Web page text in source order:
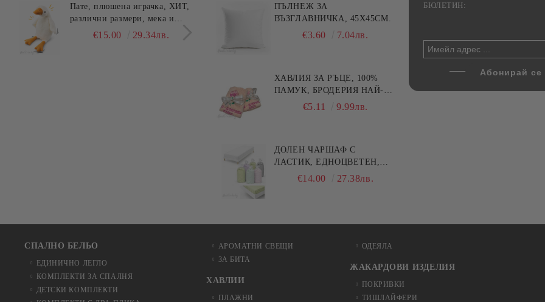
Пате, плюшена играчка, ХИТ,
различни размери, мека и
гушлива€15.00 29.34лв.
Калъфка за възглавница ,
едноцветна, 100% памук,
различни цветове по избор
€4.00 7.82лв.
Комплект за алкохолни
ПЪЛНЕЖ ЗА
ВЪЗГЛАВНИЧКА, 45X45СМ.
€3.60 7.04лв.
ХАВЛИЯ ЗА РЪЦЕ, 100%
ПАМУК, БРОДЕРИЯ НАЙ-
ДОБАРАТА МАЙКА/БАБА ,
€5.11 9.99лв.
ДОЛЕН ЧАРШАФ С
ЛАСТИК, ЕДНОЦВЕТЕН,
100% ПАМУК, РАЗЛИЧНИ
€14.00 27.38лв.
БЮЛЕТИН:
СПАЛНО БЕЛЬО
ЕДИНИЧНО ЛЕГЛО
КОМПЛЕКТИ ЗА СПАЛНЯ
ДЕТСКИ КОМПЛЕКТИ
АРОМАТНИ СВЕЩИ
ЗА БИТА
ХАВЛИИ
ПЛАЖНИ
ОДЕЯЛА
ЖАКАРДОВИ ИЗДЕЛИЯ
ПОКРИВКИ
ТИШЛАЙФЕРИ